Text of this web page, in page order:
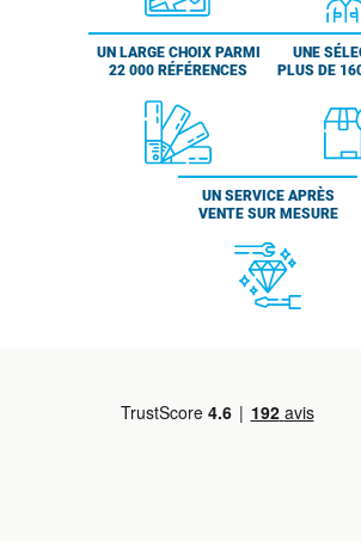
UN LARGE CHOIX PARMI
22 000 RÉFÉRENCES
UNE
PLUS DE
UN SERVICE APRÈS
VENTE SUR MESURE